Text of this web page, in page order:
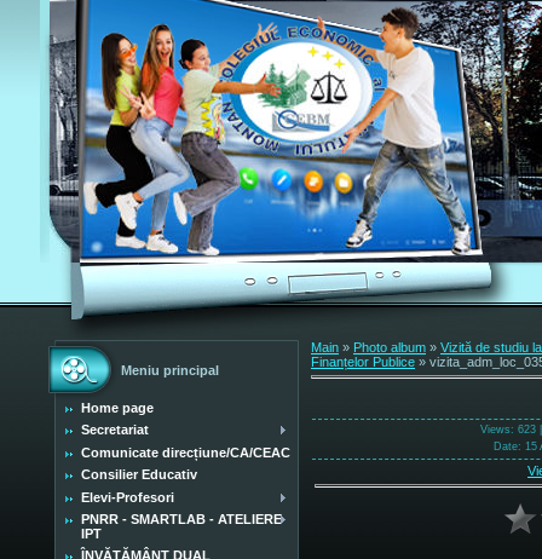
Meniu principal
Home page
Secretariat
Comunicate direcțiune/CA/CEAC
Consilier Educativ
Elevi-Profesori
PNRR - SMARTLAB - ATELIERE
IPT
ÎNVĂȚĂMÂNT DUAL
Main » Photo album » Vizită de studiu
Finanțelor Publice »
Views: 623
Date: 15